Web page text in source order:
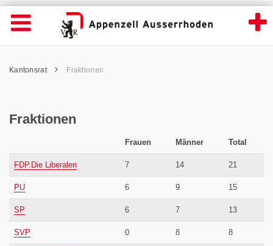
Fraktionen - Appenzell Ausserrhoden
Wichtige
Seiten
Home
Inhalt
Navigation öffnen
Inhalt
Pfadnavigation
Kantonsrat Fraktionen
Fraktionen
Frauen Männer Total
FDP.Die Liberalen 7 14 21
PU 6 9 15
SP 6 7 13
SVP 0 8 8